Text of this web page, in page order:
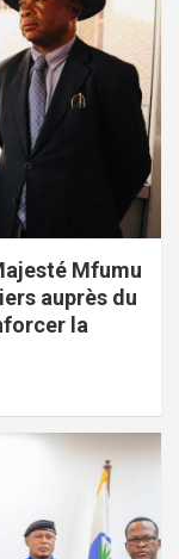
Mfumu
auprès du
la